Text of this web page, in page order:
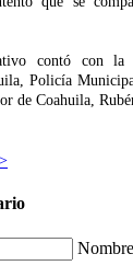
contó con la
Policía
de Coahuila,